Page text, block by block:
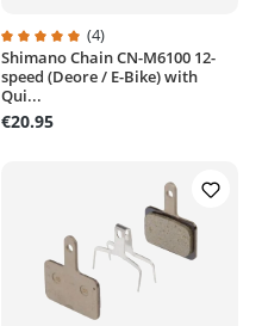
Average rating of 5 out of 5 stars
(4)
Shimano Chain CN-M6100 12-
speed (Deore / E-Bike) with
Qui...
€20.95